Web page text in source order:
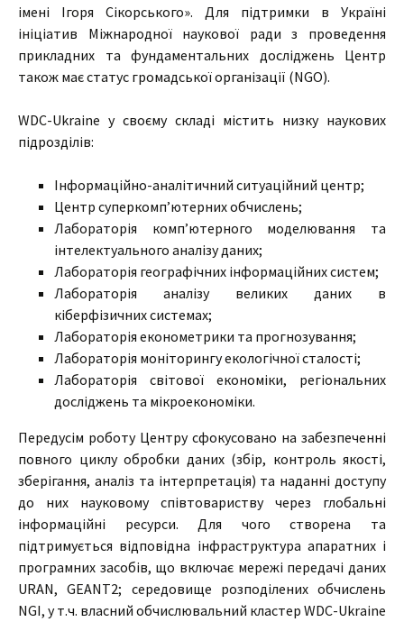
імені Ігоря Сікорського». Для підтримки в Україні
ініціатив Міжнародної наукової ради з проведення
прикладних та фундаментальних досліджень Центр
також має статус громадської організації (NGO).
WDC-Ukraine у своєму складі містить низку наукових
підрозділів:
Інформаційно-аналітичний ситуаційний центр;
Центр суперкомп’ютерних обчислень;
Лабораторія комп’ютерного моделювання та
інтелектуального аналізу даних;
Лабораторія географічних інформаційних систем;
Лабораторія аналізу великих даних в
кіберфізичних системах;
Лабораторія економетрики та прогнозування;
Лабораторія моніторингу екологічної сталості;
Лабораторія світової економіки, регіональних
досліджень та мікроекономіки.
Передусім роботу Центру сфокусовано на забезпеченні
повного циклу обробки даних (збір, контроль якості,
зберігання, аналіз та інтерпретація) та наданні доступу
до них науковому співтовариству через глобальні
інформаційні ресурси. Для чого створена та
підтримується відповідна інфраструктура апаратних і
програмних засобів, що включає мережі передачі даних
URAN, GEANT2; середовище розподілених обчислень
NGI, у т.ч. власний обчислювальний кластер WDC-Ukraine